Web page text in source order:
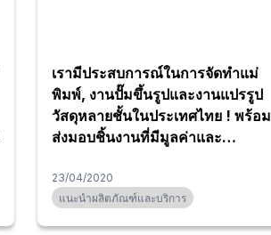
เรามีประสบการณ์ในการจัดทำแม่
พิมพ์, งานปั๊มขึ้นรูปและงานแปรรูป
วัสดุหลายชั้นในประเทศไทย ! พร้อม
ส่งมอบชิ้นงานที่มีมูลค่าและ
สม
23/04/2020
แนะนำผลิตภัณฑ์และบริการ